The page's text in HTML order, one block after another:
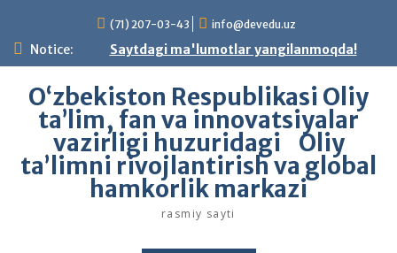
content
(71) 207-03-43 info@devedu.uz
Notice: Saytdagi ma'lumotlar yangilanmoqda!
Oʻzbekiston Respublikasi Oliy
ta’lim, fan va innovatsiyalar
vazirligi huzuridagi Oliy
taʼlimni rivojlantirish va global
hamkorlik markazi
rasmiy sayti